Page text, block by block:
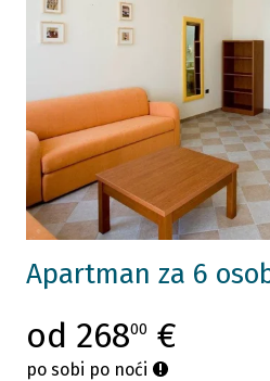
Apartman za 6
od 26800 €
po sobi po noći